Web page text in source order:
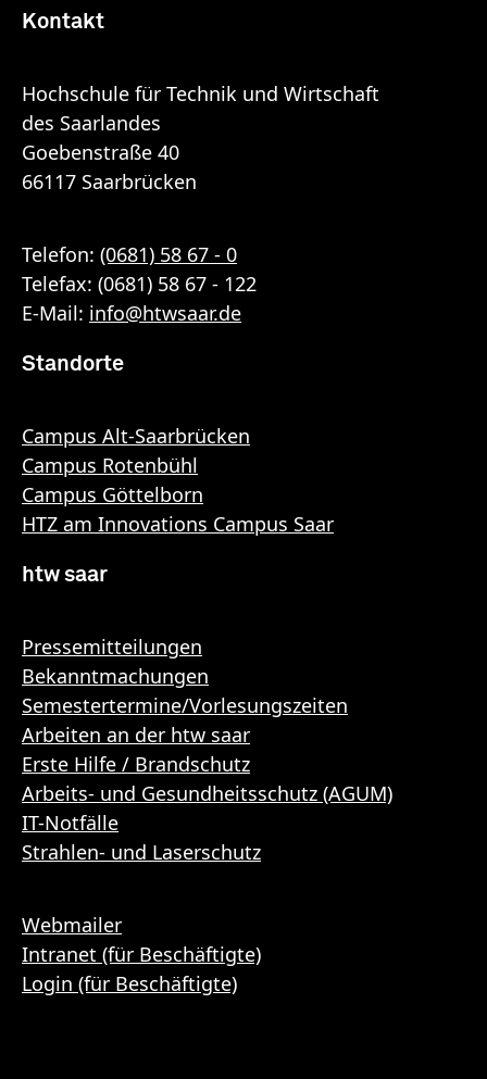
Kontakt
Hochschule für Technik und Wirtschaft
des Saarlandes
Goebenstraße 40
66117 Saarbrücken
Telefon: (0681) 58 67 - 0
Telefax: (0681) 58 67 - 122
E-Mail: info@htwsaar.de
Standorte
Campus Alt-Saarbrücken
Campus Rotenbühl
Campus Göttelborn
HTZ am Innovations Campus Saar
htw saar
Pressemitteilungen
Bekanntmachungen
Semestertermine/Vorlesungszeiten
Arbeiten an der htw saar
Erste Hilfe / Brandschutz
Arbeits- und Gesundheitsschutz (AGUM)
IT-Notfälle
Strahlen- und Laserschutz
Webmailer
Intranet (für Beschäftigte)
Login (für Beschäftigte)